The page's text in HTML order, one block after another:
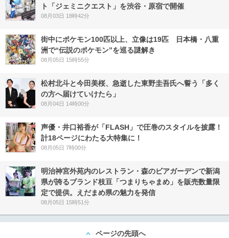
ト「ジェミニクエスト」を渋谷・原宿で開催
08月03日 18時42分
街中にポケモン100匹以上、立像は19匹 日本橋・八重
洲で“伝説のポケモン”を巡る謎解き
08月05日 15時55分
松村北斗と今田美桜、急逝した東野圭吾氏へ誓う「多く
の方へ届けていけたら」
08月04日 14時00分
声優・井口裕香が「FLASH」で圧巻のスタイルを披露！
計18ページにわたる大特集に！
08月05日 7時00分
明治神宮外苑内のレストラン・森のビアガーデンで新潟
県が誇るブランド枝豆「つまりちゃまめ」を販売数量限
定で提供。えだまめ県の魅力を発信
08月05日 15時51分
ページの先頭へ